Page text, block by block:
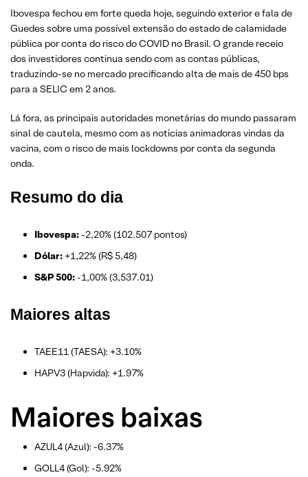
Ibovespa fechou em forte queda hoje, seguindo exterior e fala de
Guedes sobre uma possível extensão do estado de calamidade
pública por conta do risco do COVID no Brasil. O grande receio
dos investidores continua sendo com as contas públicas,
traduzindo-se no mercado precificando alta de mais de 450 bps
para a SELIC em 2 anos.
Lá fora, as principais autoridades monetárias do mundo passaram
sinal de cautela, mesmo com as notícias animadoras vindas da
vacina, com o risco de mais lockdowns por conta da segunda
onda.
Resumo do dia
Ibovespa: -2,20% (102.507 pontos)
Dólar: +1,22% (R$ 5,48)
S&P 500: -1,00% (3,537.01)
Maiores altas
TAEE11 (TAESA): +3.10%
HAPV3 (Hapvida): +1.97%
Maiores baixas
AZUL4 (Azul): -6.37%
GOLL4 (Gol): -5.92%